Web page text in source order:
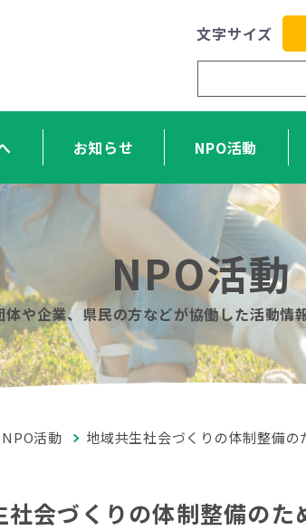
文字サイズ
お知らせ NPO活動
NPO活動
体や企業、県民の方などが協働した活動情
NPO活動 地域共生社会づくりの体制整備
社会づくりの体制整備の